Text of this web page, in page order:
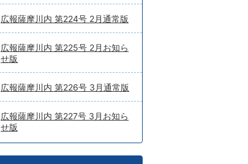
広報薩摩川内 第224号 2月通常版
広報薩摩川内 第225号 2月お知ら
せ版
広報薩摩川内 第226号 3月通常版
広報薩摩川内 第227号 3月お知ら
せ版